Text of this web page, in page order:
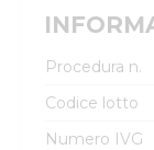
Procedura n.
Codice lotto
Numero IVG